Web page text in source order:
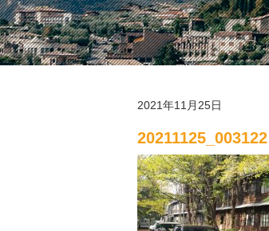
2021年11月25日
20211125_003122